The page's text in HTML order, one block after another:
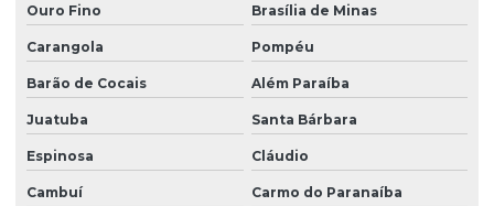
Ouro Fino Brasília de Minas
Carangola Pompéu
Barão de Cocais Além Paraíba
Juatuba Santa Bárbara
Espinosa Cláudio
Cambuí Carmo do Paranaíba